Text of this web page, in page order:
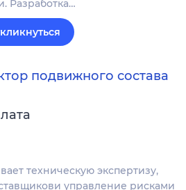
Разработка…
подвижного состава
техническую экспертизу,
управление рисками